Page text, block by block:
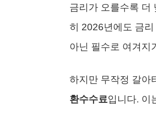
금리가 오를수록 더
히 2026년에도 금
아닌 필수로 여겨지
하지만 무작정 갈아
환수수료입니다. 이